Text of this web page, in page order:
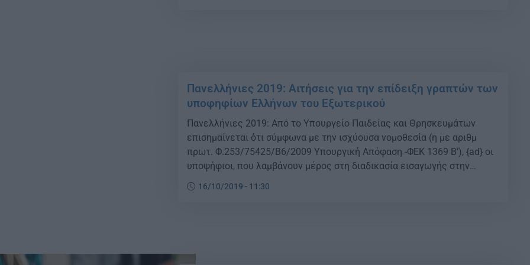
Πανελλήνιες 2019: Αιτήσεις για την επίδειξη γραπτών των
υποφηφίων Ελλήνων του Εξωτερικού
Πανελλήνιες 2019: Από το Υπουργείο Παιδείας και Θρησκευμάτων
επισημαίνεται ότι σύμφωνα με την ισχύουσα νομοθεσία (η με αριθμ
πρωτ. Φ.253/75425/Β6/2009 Υπουργική Απόφαση -ΦΕΚ 1369 Β’), {ad} οι
υποψήφιοι, που λαμβάνουν μέρος στη διαδικασία εισαγωγής στην
Tριτοβάθμια Eκπαίδευση με την ειδική κατηγορία των Ελλήνων του
Εξωτερικού μπορούν να λάβουν γνώση των γραπτών τους δοκιμίων με
16/10/2019 - 11:30